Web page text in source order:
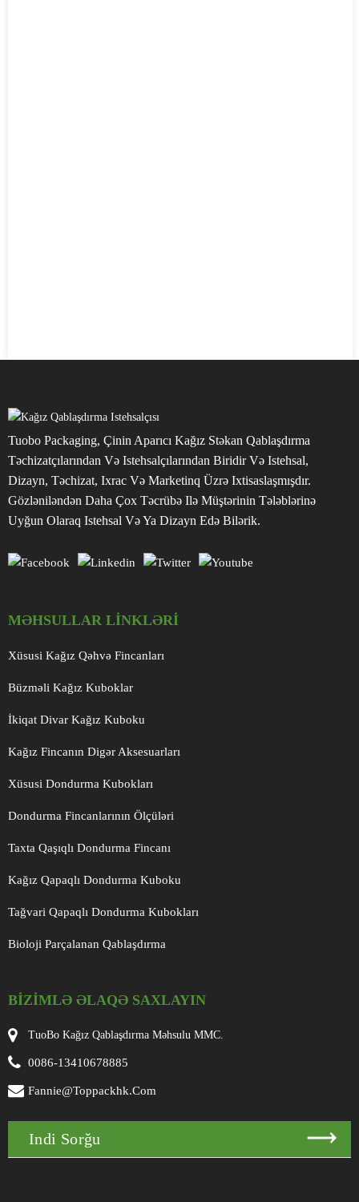
Tuobo Packaging, Çinin Aparıcı Kağız Stəkan Qablaşdırma
Təchizatçılarından Və Istehsalçılarından Biridir Və Istehsal,
Dizayn, Təchizat, Ixrac Və Marketinq Üzrə Ixtisaslaşmışdır.
Gözləniləndən Daha Çox Təcrübə Ilə Müştərinin Tələblərinə
Uyğun Olaraq Istehsal Və Ya Dizayn Edə Bilərik.
MƏHSULLAR LINKLƏRI
Xüsusi Kağız Qəhvə Fincanları
Büzməli Kağız Kuboklar
İkiqat Divar Kağız Kuboku
Kağız Fincanın Digər Aksesuarları
Xüsusi Dondurma Kubokları
Dondurma Fincanlarının Ölçüləri
Taxta Qaşıqlı Dondurma Fincanı
Kağız Qapaqlı Dondurma Kuboku
Tağvari Qapaqlı Dondurma Kubokları
Bioloji Parçalanan Qablaşdırma
BIZIMLƏ ƏLAQƏ SAXLAYIN
TuoBo Kağız Qablaşdırma Məhsulu MMC.
0086-13410678885
Fannie@toppackhk.com
Indi Sorğu